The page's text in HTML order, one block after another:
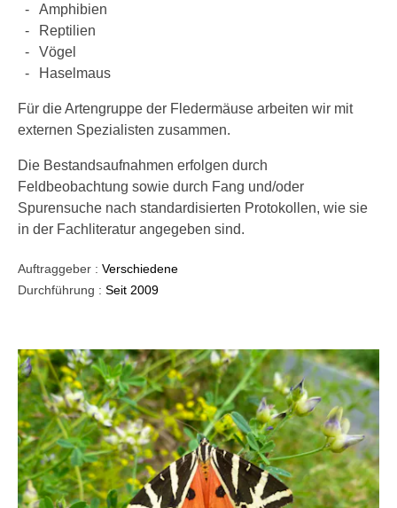
Amphibien
Reptilien
Vögel
Haselmaus
Für die Artengruppe der Fledermäuse arbeiten wir mit
externen Spezialisten zusammen.
Die Bestandsaufnahmen erfolgen durch
Feldbeobachtung sowie durch Fang und/​oder
Spurensuche nach standardisierten Protokollen, wie sie
in der Fachliteratur angegeben sind.
Auftraggeber : Verschiedene
Durchführung : Seit 2009